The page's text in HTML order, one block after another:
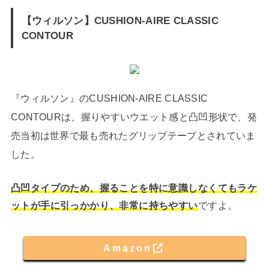
【ウィルソン】CUSHION-AIRE CLASSIC
CONTOUR
『ウィルソン』のCUSHION-AIRE CLASSIC
CONTOURは、握りやすいウエット感と凸凹形状で、発
売当初は世界で最も売れたグリップテープとされていま
した。
凸凹タイプのため、握ることを特に意識しなくてもラケ
ットが手に引っかかり、非常に持ちやすいですよ。
Amazon